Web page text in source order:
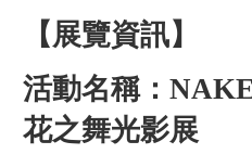
【展覽資訊】
活動名稱：
花之舞光影展